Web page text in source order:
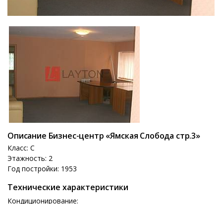
Описание Бизнес-центр «Ямская Слобода стр.3»
Класс: C
Этажность: 2
Год постройки: 1953
Технические характеристики
Кондиционирование: